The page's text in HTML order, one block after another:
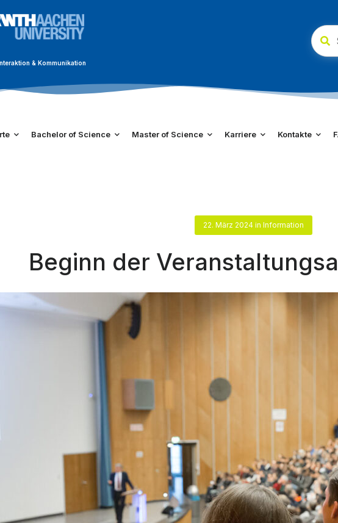
& Kommunikation
Bachelor of Science Master of Science Karriere Kontakte
22. März 2024 inInformation
Beginn der